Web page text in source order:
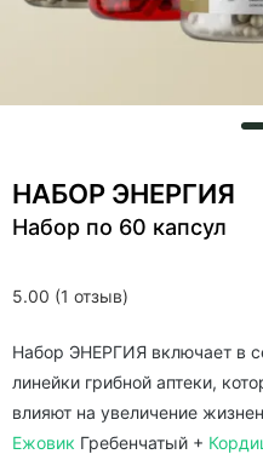
5.00 (1 отзыв)
НАБОР ЭНЕРГИЯ
Набор по 60 капсул
Набор ЭНЕРГИЯ включает в
линейки грибной аптеки,
влияют на увеличение
Ежовик Гребенчатый +